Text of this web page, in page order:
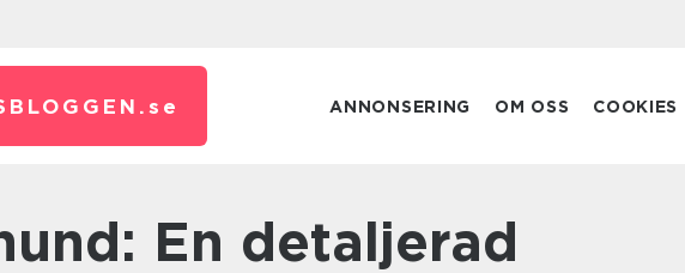
se ANNONSERING OM OSS COOKIES